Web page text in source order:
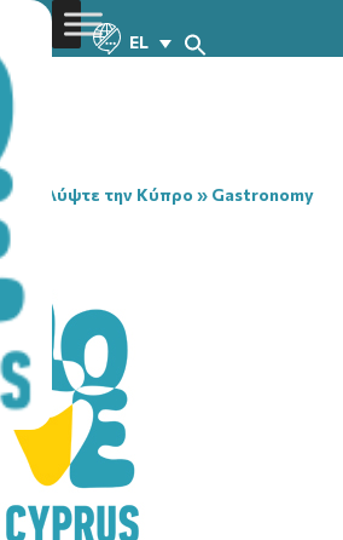
EL
Ανακαλύψτε την Κύπρο » Gastronomy